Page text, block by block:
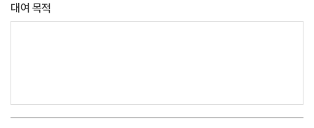
대여 목적